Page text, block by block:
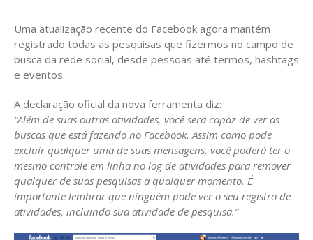
Uma atualização recente do Facebook agora mantém
registrado todas as pesquisas que fizermos no campo de
busca da rede social, desde pessoas até termos, hashtags
e eventos.
A declaração oficial da nova ferramenta diz:
“Além de suas outras atividades, você será capaz de ver as
buscas que está fazendo no Facebook. Assim como pode
excluir qualquer uma de suas mensagens, você poderá ter o
mesmo controle em linha no log de atividades para remover
qualquer de suas pesquisas a qualquer momento. É
importante lembrar que ninguém pode ver o seu registro de
atividades, incluindo sua atividade de pesquisa.”